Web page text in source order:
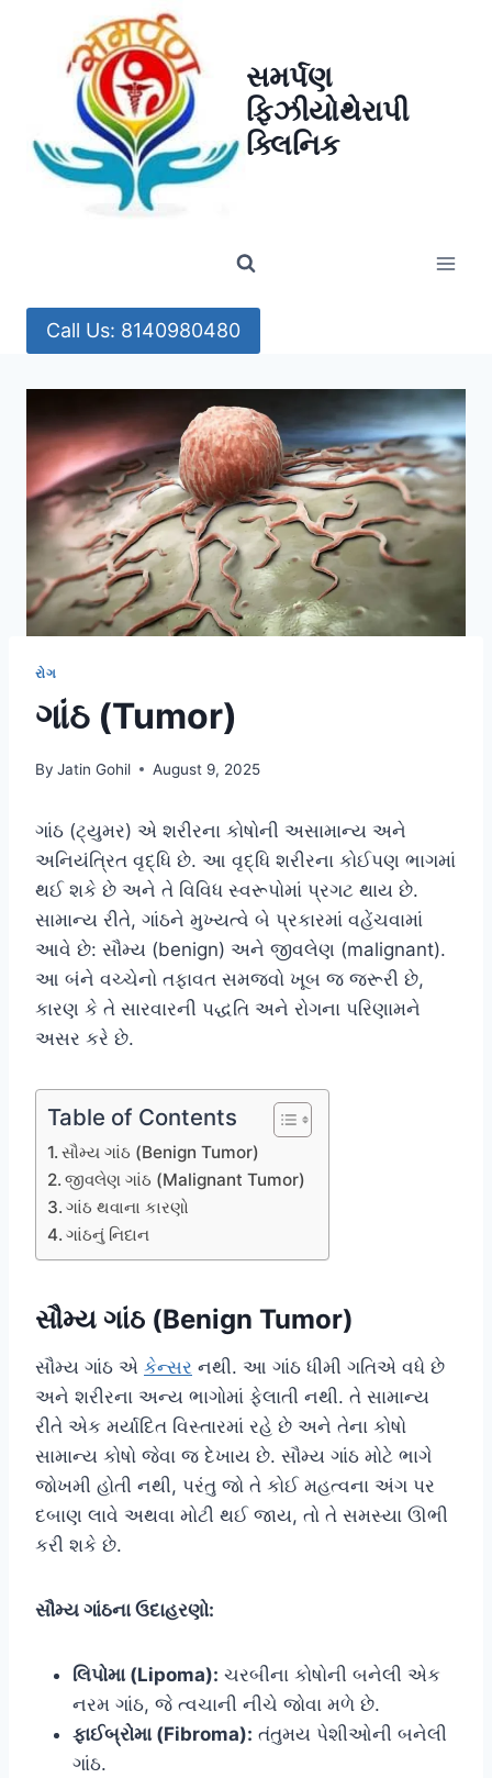
સમર્પણ
ફિઝીયોથેરાપી
ક્લિનિક
Call Us: 8140980480
રોગ
ગાંઠ (Tumor)
By Jatin Gohil August 9, 2025
ગાંઠ (ટ્યુમર) એ શરીરના કોષોની અસામાન્ય અને
અનિયંત્રિત વૃદ્ધિ છે. આ વૃદ્ધિ શરીરના કોઈપણ ભાગમાં
થઈ શકે છે અને તે વિવિધ સ્વરૂપોમાં પ્રગટ થાય છે.
સામાન્ય રીતે, ગાંઠને મુખ્યત્વે બે પ્રકારમાં વહેંચવામાં
આવે છે: સૌમ્ય (benign) અને જીવલેણ (malignant).
આ બંને વચ્ચેનો તફાવત સમજવો ખૂબ જ જરૂરી છે,
કારણ કે તે સારવારની પદ્ધતિ અને રોગના પરિણામને
અસર કરે છે.
Table of Contents
સૌમ્ય ગાંઠ (Benign Tumor)
જીવલેણ ગાંઠ (Malignant Tumor)
ગાંઠ થવાના કારણો
ગાંઠનું નિદાન
સૌમ્ય ગાંઠ (Benign Tumor)
સૌમ્ય ગાંઠ એ કેન્સર નથી. આ ગાંઠ ધીમી ગતિએ વધે છે
અને શરીરના અન્ય ભાગોમાં ફેલાતી નથી. તે સામાન્ય
રીતે એક મર્યાદિત વિસ્તારમાં રહે છે અને તેના કોષો
સામાન્ય કોષો જેવા જ દેખાય છે. સૌમ્ય ગાંઠ મોટે ભાગે
જોખમી હોતી નથી, પરંતુ જો તે કોઈ મહત્વના અંગ પર
દબાણ લાવે અથવા મોટી થઈ જાય, તો તે સમસ્યા ઊભી
કરી શકે છે.
સૌમ્ય ગાંઠના ઉદાહરણો:
લિપોમા (Lipoma): ચરબીના કોષોની બનેલી એક
નરમ ગાંઠ, જે ત્વચાની નીચે જોવા મળે છે.
ફાઈબ્રોમા (Fibroma): તંતુમય પેશીઓની બનેલી
ગાંઠ.